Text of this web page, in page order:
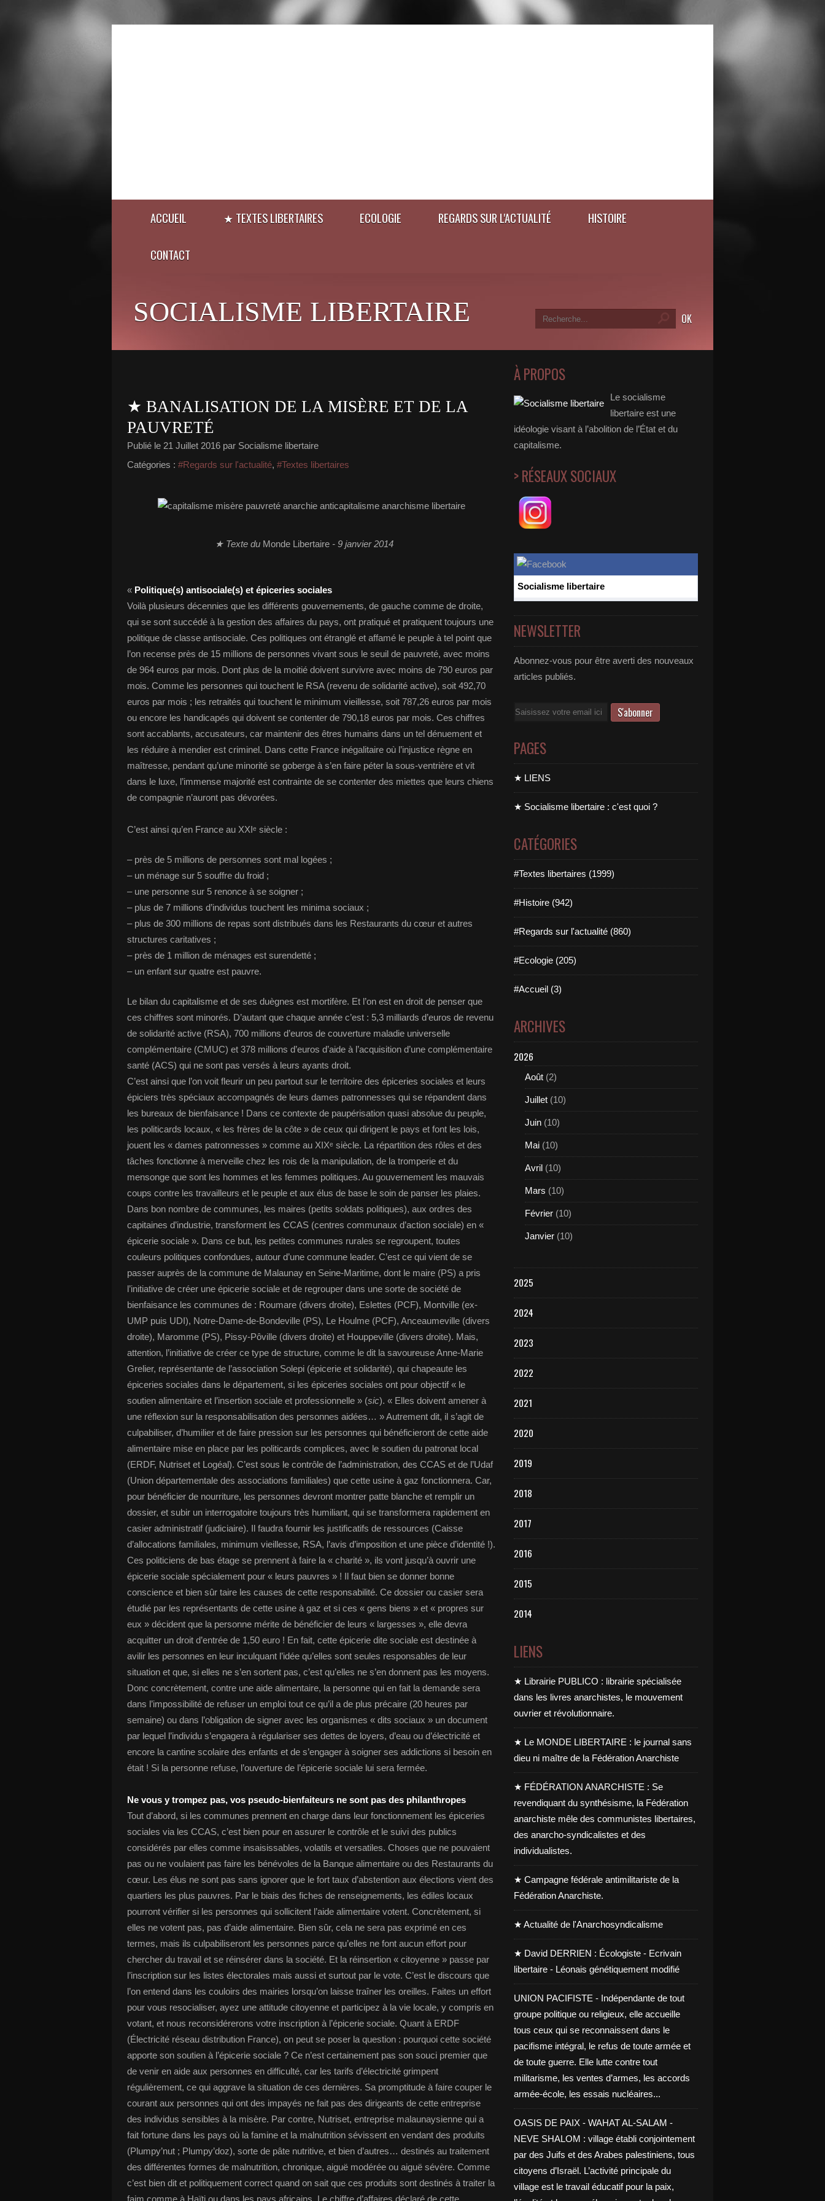
ACCUEIL ★ TEXTES LIBERTAIRES ECOLOGIE REGARDS SUR L'ACTUALITÉ HISTOIRE
CONTACT
SOCIALISME LIBERTAIRE
★ BANALISATION DE LA MISÈRE ET DE LA
PAUVRETÉ
Publié le 21 Juillet 2016 par Socialisme libertaire
Catégories : #Regards sur l'actualité, #Textes libertaires
★ Texte du Monde Libertaire- 9 janvier 2014
« Politique(s) antisociale(s) et épiceries sociales
Voilà plusieurs décennies que les différents gouvernements, de gauche comme de droite,
qui se sont succédé à la gestion des affaires du pays, ont pratiqué et pratiquent toujours une
politique de classe antisociale. Ces politiques ont étranglé et affamé le peuple à tel point que
l’on recense près de 15 millions de personnes vivant sous le seuil de pauvreté, avec moins
de 964 euros par mois. Dont plus de la moitié doivent survivre avec moins de 790 euros par
mois. Comme les personnes qui touchent le RSA (revenu de solidarité active), soit 492,70
euros par mois ; les retraités qui touchent le minimum vieillesse, soit 787,26 euros par mois
ou encore les handicapés qui doivent se contenter de 790,18 euros par mois. Ces chiffres
sont accablants, accusateurs, car maintenir des êtres humains dans un tel dénuement et
les réduire à mendier est criminel. Dans cette France inégalitaire où l’injustice règne en
maîtresse, pendant qu’une minorité se goberge à s’en faire péter la sous-ventrière et vit
dans le luxe, l’immense majorité est contrainte de se contenter des miettes que leurs chiens
de compagnie n’auront pas dévorées.
C’est ainsi qu’en France au XXIᵉ siècle :
– près de 5 millions de personnes sont mal logées ;
– un ménage sur 5 souffre du froid ;
– une personne sur 5 renonce à se soigner ;
– plus de 7 millions d’individus touchent les minima sociaux ;
– plus de 300 millions de repas sont distribués dans les Restaurants du cœur et autres
structures caritatives ;
– près de 1 million de ménages est surendetté ;
– un enfant sur quatre est pauvre.
Le bilan du capitalisme et de ses duègnes est mortifère. Et l’on est en droit de penser que
ces chiffres sont minorés. D’autant que chaque année c’est : 5,3 milliards d’euros de revenu
de solidarité active (RSA), 700 millions d’euros de couverture maladie universelle
complémentaire (CMUC) et 378 millions d’euros d’aide à l’acquisition d’une complémentaire
santé (ACS) qui ne sont pas versés à leurs ayants droit.
C’est ainsi que l’on voit fleurir un peu partout sur le territoire des épiceries sociales et leurs
épiciers très spéciaux accompagnés de leurs dames patronnesses qui se répandent dans
les bureaux de bienfaisance ! Dans ce contexte de paupérisation quasi absolue du peuple,
les politicards locaux, « les frères de la côte » de ceux qui dirigent le pays et font les lois,
jouent les « dames patronnesses » comme au XIXᵉ siècle. La répartition des rôles et des
tâches fonctionne à merveille chez les rois de la manipulation, de la tromperie et du
mensonge que sont les hommes et les femmes politiques. Au gouvernement les mauvais
coups contre les travailleurs et le peuple et aux élus de base le soin de panser les plaies.
Dans bon nombre de communes, les maires (petits soldats politiques), aux ordres des
capitaines d’industrie, transforment les CCAS (centres communaux d’action sociale) en «
épicerie sociale ». Dans ce but, les petites communes rurales se regroupent, toutes
couleurs politiques confondues, autour d’une commune leader. C’est ce qui vient de se
passer auprès de la commune de Malaunay en Seine-Maritime, dont le maire (PS) a pris
l’initiative de créer une épicerie sociale et de regrouper dans une sorte de société de
bienfaisance les communes de : Roumare (divers droite), Eslettes (PCF), Montville (ex-
UMP puis UDI), Notre-Dame-de-Bondeville (PS), Le Houlme (PCF), Anceaumeville (divers
droite), Maromme (PS), Pissy-Pôville (divers droite) et Houppeville (divers droite). Mais,
attention, l’initiative de créer ce type de structure, comme le dit la savoureuse Anne-Marie
Grelier, représentante de l’association Solepi (épicerie et solidarité), qui chapeaute les
épiceries sociales dans le département, si les épiceries sociales ont pour objectif « le
soutien alimentaire et l’insertion sociale et professionnelle » (sic). « Elles doivent amener à
une réflexion sur la responsabilisation des personnes aidées… » Autrement dit, il s’agit de
culpabiliser, d’humilier et de faire pression sur les personnes qui bénéficieront de cette aide
alimentaire mise en place par les politicards complices, avec le soutien du patronat local
(ERDF, Nutriset et Logéal). C’est sous le contrôle de l’administration, des CCAS et de l’Udaf
(Union départementale des associations familiales) que cette usine à gaz fonctionnera. Car,
pour bénéficier de nourriture, les personnes devront montrer patte blanche et remplir un
dossier, et subir un interrogatoire toujours très humiliant, qui se transformera rapidement en
casier administratif (judiciaire). Il faudra fournir les justificatifs de ressources (Caisse
d’allocations familiales, minimum vieillesse, RSA, l’avis d’imposition et une pièce d’identité !).
Ces politiciens de bas étage se prennent à faire la « charité », ils vont jusqu’à ouvrir une
épicerie sociale spécialement pour « leurs pauvres » ! Il faut bien se donner bonne
conscience et bien sûr taire les causes de cette responsabilité. Ce dossier ou casier sera
étudié par les représentants de cette usine à gaz et si ces « gens biens » et « propres sur
eux » décident que la personne mérite de bénéficier de leurs « largesses », elle devra
acquitter un droit d’entrée de 1,50 euro ! En fait, cette épicerie dite sociale est destinée à
avilir les personnes en leur inculquant l’idée qu’elles sont seules responsables de leur
situation et que, si elles ne s’en sortent pas, c’est qu’elles ne s’en donnent pas les moyens.
Donc concrètement, contre une aide alimentaire, la personne qui en fait la demande sera
dans l’impossibilité de refuser un emploi tout ce qu’il a de plus précaire (20 heures par
semaine) ou dans l’obligation de signer avec les organismes « dits sociaux » un document
par lequel l’individu s’engagera à régulariser ses dettes de loyers, d’eau ou d’électricité et
encore la cantine scolaire des enfants et de s’engager à soigner ses addictions si besoin en
était ! Si la personne refuse, l’ouverture de l’épicerie sociale lui sera fermée.
Ne vous y trompez pas, vos pseudo-bienfaiteurs ne sont pas des philanthropes
Tout d’abord, si les communes prennent en charge dans leur fonctionnement les épiceries
sociales via les CCAS, c’est bien pour en assurer le contrôle et le suivi des publics
considérés par elles comme insaisissables, volatils et versatiles. Choses que ne pouvaient
pas ou ne voulaient pas faire les bénévoles de la Banque alimentaire ou des Restaurants du
cœur. Les élus ne sont pas sans ignorer que le fort taux d’abstention aux élections vient des
quartiers les plus pauvres. Par le biais des fiches de renseignements, les édiles locaux
pourront vérifier si les personnes qui sollicitent l’aide alimentaire votent. Concrètement, si
elles ne votent pas, pas d’aide alimentaire. Bien sûr, cela ne sera pas exprimé en ces
termes, mais ils culpabiliseront les personnes parce qu’elles ne font aucun effort pour
chercher du travail et se réinsérer dans la société. Et la réinsertion « citoyenne » passe par
l’inscription sur les listes électorales mais aussi et surtout par le vote. C’est le discours que
l’on entend dans les couloirs des mairies lorsqu’on laisse traîner les oreilles. Faites un effort
pour vous resocialiser, ayez une attitude citoyenne et participez à la vie locale, y compris en
votant, et nous reconsidérerons votre inscription à l’épicerie sociale. Quant à ERDF
(Électricité réseau distribution France), on peut se poser la question : pourquoi cette société
apporte son soutien à l’épicerie sociale ? Ce n’est certainement pas son souci premier que
de venir en aide aux personnes en difficulté, car les tarifs d’électricité grimpent
régulièrement, ce qui aggrave la situation de ces dernières. Sa promptitude à faire couper le
courant aux personnes qui ont des impayés ne fait pas des dirigeants de cette entreprise
des individus sensibles à la misère. Par contre, Nutriset, entreprise malaunaysienne qui a
fait fortune dans les pays où la famine et la malnutrition sévissent en vendant des produits
(Plumpy’nut ; Plumpy’doz), sorte de pâte nutritive, et bien d’autres… destinés au traitement
des différentes formes de malnutrition, chronique, aiguë modérée ou aiguë sévère. Comme
c’est bien dit et politiquement correct quand on sait que ces produits sont destinés à traiter la
faim comme à Haïti ou dans les pays africains. Le chiffre d’affaires déclaré de cette
À PROPOS
Le socialisme
libertaire est une
idéologie visant à l’abolition de l’État et du
capitalisme.
> RÉSEAUX SOCIAUX
Socialisme libertaire
NEWSLETTER
Abonnez-vous pour être averti des nouveaux
articles publiés.
Email
PAGES
★ LIENS
★ Socialisme libertaire : c'est quoi ?
CATÉGORIES
#Textes libertaires (1999)
#Histoire (942)
#Regards sur l'actualité (860)
#Ecologie (205)
#Accueil (3)
ARCHIVES
2026
Août (2)
Juillet (10)
Juin (10)
Mai (10)
Avril (10)
Mars (10)
Février (10)
Janvier (10)
2025
2024
2023
2022
2021
2020
2019
2018
2017
2016
2015
2014
LIENS
★ Librairie PUBLICO : librairie spécialisée
dans les livres anarchistes, le mouvement
ouvrier et révolutionnaire.
★ Le MONDE LIBERTAIRE : le journal sans
dieu ni maître de la Fédération Anarchiste
★ FÉDÉRATION ANARCHISTE : Se
revendiquant du synthésisme, la Fédération
anarchiste mêle des communistes libertaires,
des anarcho-syndicalistes et des
individualistes.
★ Campagne fédérale antimilitariste de la
Fédération Anarchiste.
★ Actualité de l'Anarchosyndicalisme
★ David DERRIEN : Écologiste - Ecrivain
libertaire - Léonais génétiquement modifié
UNION PACIFISTE - Indépendante de tout
groupe politique ou religieux, elle accueille
tous ceux qui se reconnaissent dans le
pacifisme intégral, le refus de toute armée et
de toute guerre. Elle lutte contre tout
militarisme, les ventes d’armes, les accords
armée-école, les essais nucléaires...
OASIS DE PAIX - WAHAT AL-SALAM -
NEVE SHALOM : village établi conjointement
par des Juifs et des Arabes palestiniens, tous
citoyens d’Israël. L’activité principale du
village est le travail éducatif pour la paix,